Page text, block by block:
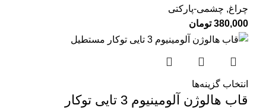
چراغ, چشمی-پارکتی
380,000 تومان
انتخاب گزینه‌ها
قاب هالوژن آلومینیوم 3 تایی توکار